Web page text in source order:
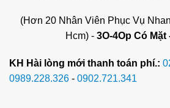
(Hơn 20 Nhân Viên Phục Vụ
Hcm) - 3O-4Op Có Mặt
KH Hài lòng mới thanh toán phí.:
0989.228.326 - 0902.721.341